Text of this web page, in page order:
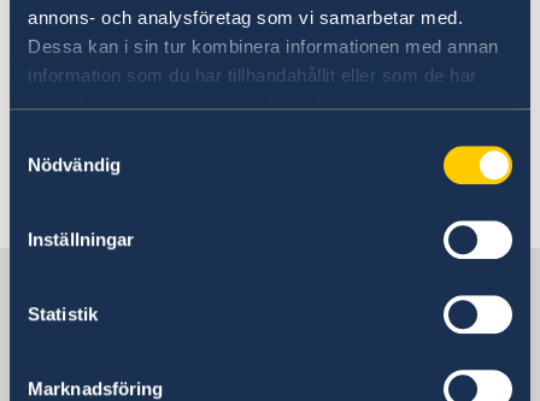
annons- och analysföretag som vi samarbetar med.
Dessa kan i sin tur kombinera informationen med annan
information som du har tillhandahållit eller som de har
samlat in när du har använt deras tjänster.
Nödvändig
Inställningar
Statistik
Marknadsföring
Please follow the link for more information:
https://polisen.se/en/laws-and-